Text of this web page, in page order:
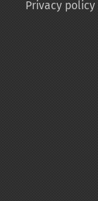
Privacy policy